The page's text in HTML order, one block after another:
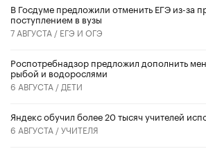
В Госдуме предложили отменить ЕГЭ из-за
поступлением в вузы
7 АВГУСТА / ЕГЭ И ОГЭ
Роспотребнадзор предложил дополнить
рыбой и водорослями
6 АВГУСТА / ДЕТИ
​Яндекс обучил более 20 тысяч учителей
6 АВГУСТА /УЧИТЕЛЯ